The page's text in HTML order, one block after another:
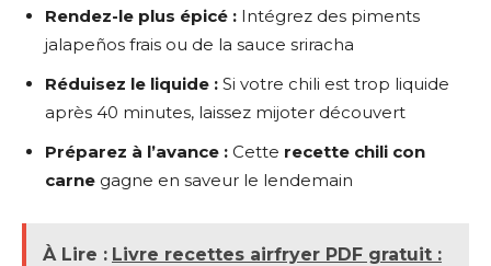
Rendez-le plus épicé : Intégrez des piments
jalapeños frais ou de la sauce sriracha
Réduisez le liquide : Si votre chili est trop liquide
après 40 minutes, laissez mijoter découvert
Préparez à l’avance : Cette recette chili con
carne gagne en saveur le lendemain
À Lire : Livre recettes airfryer PDF gratuit :